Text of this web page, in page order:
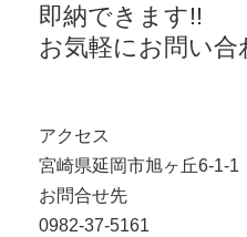
即納できます!!
お気軽にお問い合
アクセス
宮崎県延岡市旭ヶ丘6-1-1
お問合せ先
0982-37-5161